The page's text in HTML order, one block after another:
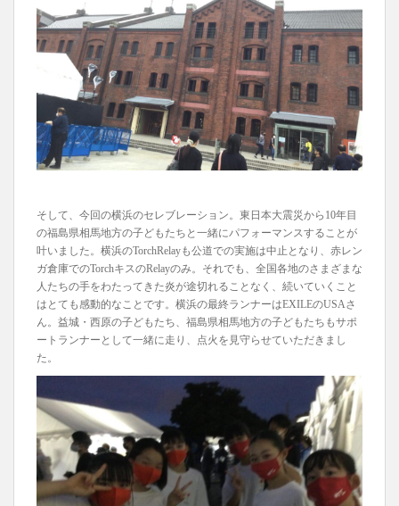
そして、今回の横浜のセレブレーション。東日本大震災から10年目
の福島県相馬地方の子どもたちと一緒にパフォーマンスすることが
叶いました。横浜のTorchRelayも公道での実施は中止となり、赤レン
ガ倉庫でのTorchキスのRelayのみ。それでも、全国各地のさまざまな
人たちの手をわたってきた炎が途切れることなく、続いていくこと
はとても感動的なことです。横浜の最終ランナーはEXILEのUSAさ
ん。益城・西原の子どもたち、福島県相馬地方の子どもたちもサポ
ートランナーとして一緒に走り、点火を見守らせていただきまし
た。